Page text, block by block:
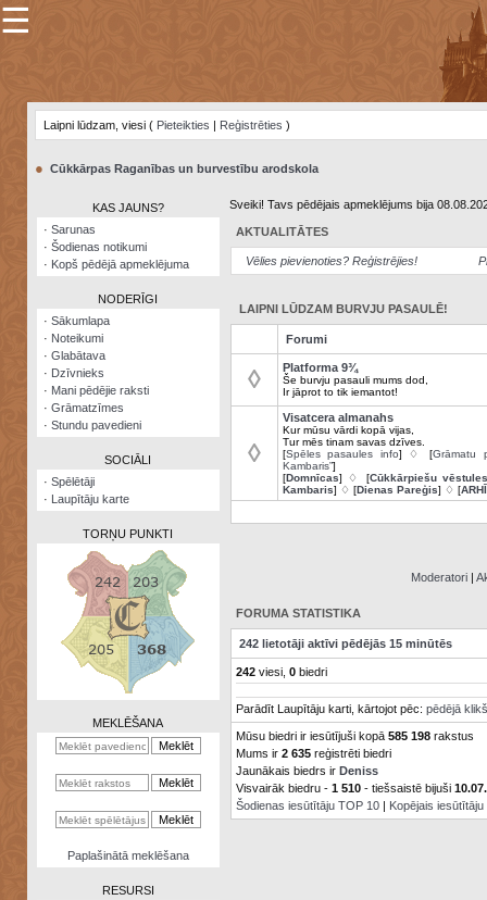
×
Šodienas
notikumi
Visatcera
almanahs
Arhīvs
Zināšanu
kalkulators
Nomētātās
☰
Laipni lūdzam, viesi ( Pieteikties | Reģistrēties )
● Cūkkārpas Raganības un burvestību arodskola
KAS JAUNS?
· Sarunas
· Šodienas notikumi
· Kopš pēdējā apmeklējuma
NODERĪGI
· Sākumlapa
· Noteikumi
· Glabātava
· Dzīvnieks
· Mani pēdējie raksti
· Grāmatzīmes
· Stundu pavedieni
SOCIĀLI
· Spēlētāji
· Laupītāju karte
TORŅU PUNKTI
MEKLĒŠANA
Paplašinātā meklēšana
RESURSI
Sveiki! Tavs pēdējais apmeklējums bija
AKTUALITĀTES
Vēlies pievienoties? Reģistrējies!
LAIPNI LŪDZAM BURVJU PASAULĒ!
Forumi
◊ Platforma 9¾
Še burvju pasauli mums dod,
Ir jāprot to tik iemantot!
◊
Visatcera almanahs
Kur mūsu vārdi kopā vijas,
Tur mēs tinam savas dzīves.
[Spēles pasaules info] ♢ [Grāmatu
Kambaris”]
[Domnīcas] ♢ [Cūkkārpiešu vēstules
Kambaris] ♢ [Dienas Pareģis] ♢ [
Moderatori |
FORUMA STATISTIKA
242 lietotāji aktīvi pēdējās 15 minūtēs
242viesi, 0biedri
Parādīt Laupītāju karti, kārtojot pēc: pēdējā
Mūsu biedri ir iesūtījuši kopā 585 198rakstus
Mums ir 2 635reģistrēti biedri
Jaunākais biedrs ir Deniss
Visvairāk biedru - 1 510- tiešsaistē bijuši
Šodienas iesūtītāju TOP 10| Kopējais iesūtītāju